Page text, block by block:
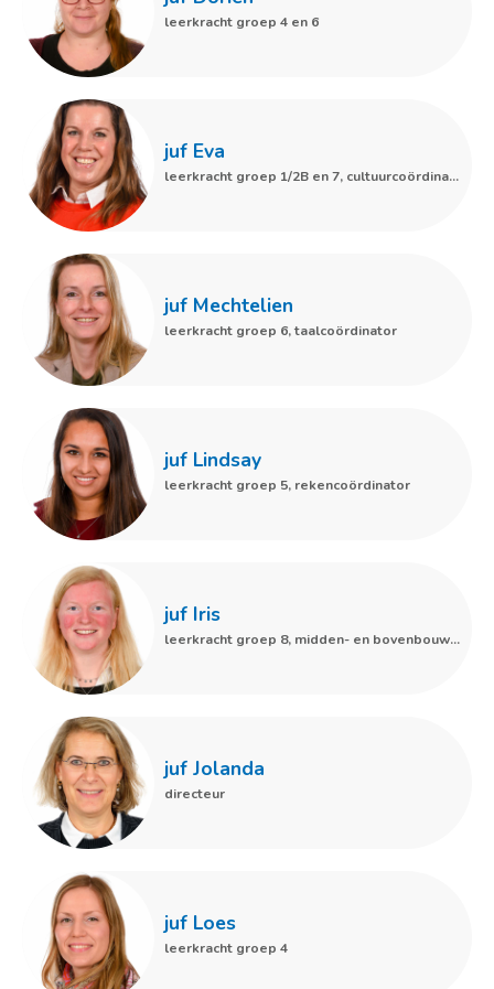
Cornelis van Ramshorstlaan 1
3863 AZ Nijkerk
033-246 12 19
Routebeschrijving
leerkracht groep 4 en 6
juf Eva
leerkracht groep 1/2B en 7, cultuurcoördinator
juf Mechtelien
leerkracht groep 6, taalcoördinator
juf Lindsay
leerkracht groep 5, rekencoördinator
juf Iris
leerkracht groep 8, midden- en bovenbouwcoördinator. ICT-coördinator,
juf Jolanda
directeur
juf Loes
leerkracht groep 4